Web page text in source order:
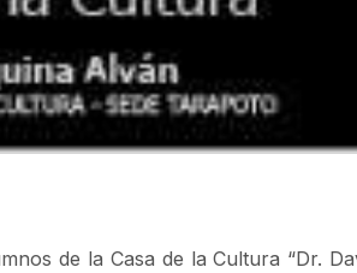
de la Casa de la Cultura “Dr.